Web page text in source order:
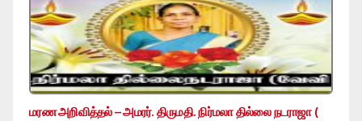
மரண அறிவித்தல் – அமரர். திருமதி. நிர்மலா தில்லை நடராஜா (